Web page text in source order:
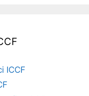
ICCF